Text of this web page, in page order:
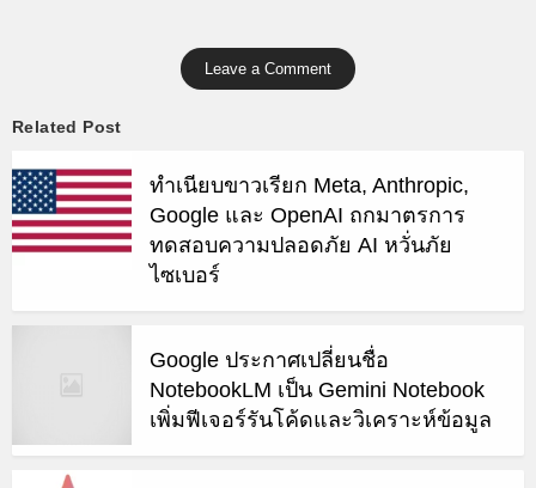
Leave a Comment
Related Post
ทำเนียบขาวเรียก Meta, Anthropic,
Google และ OpenAI ถกมาตรการ
ทดสอบความปลอดภัย AI หวั่นภัย
ไซเบอร์
Google ประกาศเปลี่ยนชื่อ
NotebookLM เป็น Gemini Notebook
เพิ่มฟีเจอร์รันโค้ดและวิเคราะห์ข้อมูล